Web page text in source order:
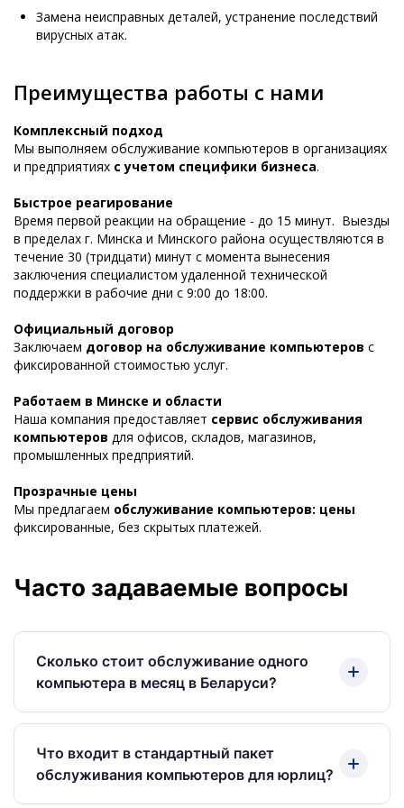
Замена неисправных деталей, устранение последствий
вирусных атак.
Преимущества работы с нами
Комплексный подход
Мы выполняем обслуживание компьютеров в организациях
и предприятиях с учетом специфики бизнеса.
Быстрое реагирование
Время первой реакции на обращение - до 15 минут. Выезды
в пределах г. Минска и Минского района осуществляются в
течение 30 (тридцати) минут с момента вынесения
заключения специалистом удаленной технической
поддержки в рабочие дни с 9:00 до 18:00.
Официальный договор
Заключаем договор на обслуживание компьютеров с
фиксированной стоимостью услуг.
Работаем в Минске и области
Наша компания предоставляет сервис обслуживания
компьютеров для офисов, складов, магазинов,
промышленных предприятий.
Прозрачные цены
Мы предлагаем обслуживание компьютеров: цены
фиксированные, без скрытых платежей.
Часто задаваемые вопросы
Сколько стоит обслуживание одного
компьютера в месяц в Беларуси?
От 38 руб./мес. (работаем без НДС). Точная
стоимость зависит от количества техники и
выбранного набора услуг.
Что входит в стандартный пакет
обслуживания компьютеров для юрлиц?